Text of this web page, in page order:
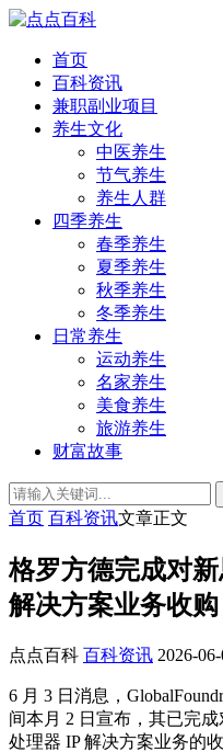
首页
百科资讯
兼职副业项目
养生文化
中医养生
节气养生
养生人群
四季养生
春季养生
夏季养生
秋季养生
冬季养生
日常养生
运动养生
名家养生
美食养生
旅游养生
财富故事
首页 百科资讯文章正文
格罗方德完成对
解决方案业务收购
点点百科 百科资讯 2026-
6 月 3 日消息，
间本月 2 日宣布，其已完
处理器 IP 解决方案业务的